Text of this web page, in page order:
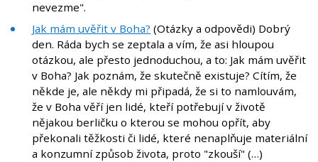
nevezme".
Jak mám uvěřit v Boha? (Otázky a odpovědi) Dobrý
den. Ráda bych se zeptala a vím, že asi hloupou
otázkou, ale přesto jednoduchou, a to: Jak mám uvěřit
v Boha? Jak poznám, že skutečně existuje? Cítím, že
někde je, ale někdy mi připadá, že si to namlouvám,
že v Boha věří jen lidé, kteří potřebují v životě
nějakou berličku o kterou se mohou opřít, aby
překonali těžkosti či lidé, které nenaplňuje materiální
a konzumní způsob života, proto "zkouší" (…)